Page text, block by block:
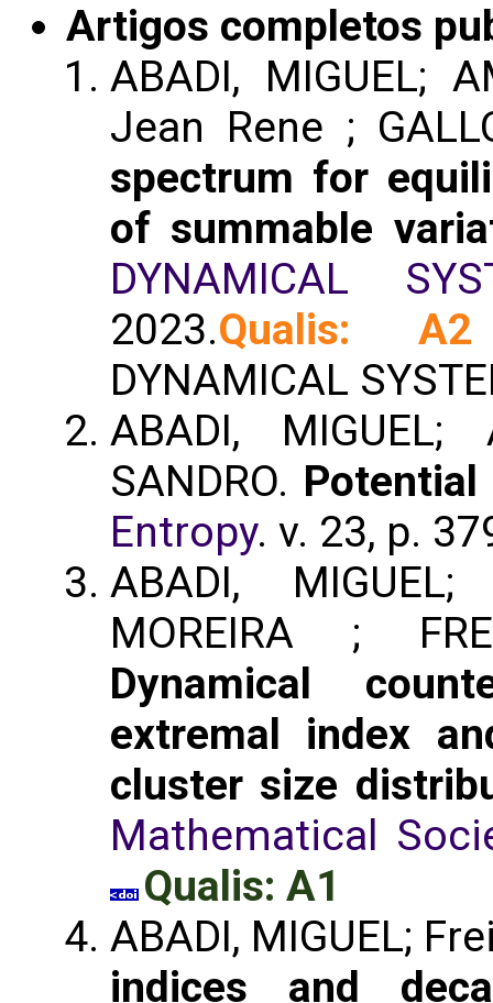
Artigos completos
ABADI, MIGUEL;
Jean Rene ;
spectrum for
of summable
DYNAMICAL
2023.Qualis: A2
DYNAMICAL
ABADI, MIGUEL;
SANDRO. Potential
Entropy. v. 23, p.
ABADI,
MOREIRA ;
Dynamical
extremal index
cluster size
Mathematical
Qualis: A1
ABADI, MIGUEL;
indices and